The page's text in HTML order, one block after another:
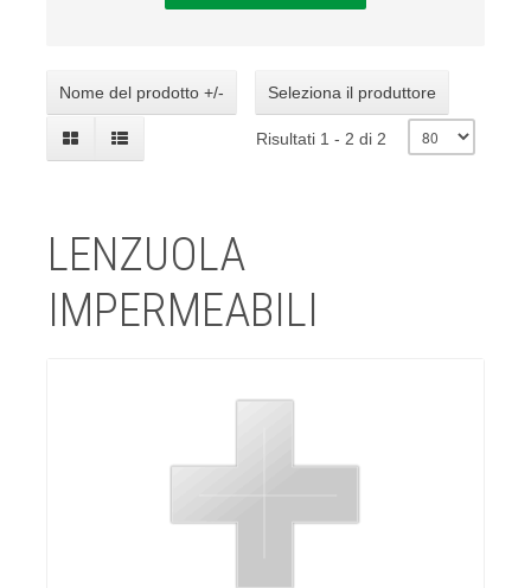
Nome del prodotto +/- Seleziona il produttore
Risultati 1 - 2 di 2
LENZUOLA
IMPERMEABILI